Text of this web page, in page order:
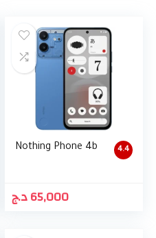
4.4
Nothing Phone 4b
65,000د.ج